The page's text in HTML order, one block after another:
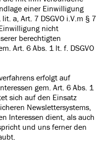
einer Einwilligung
a, Art. 7 DSGVO i.V.m § 7
nicht
berechtigten
Art. 6 Abs. 1 lt. f. DSGVO
erfolgt auf
gem. Art. 6 Abs. 1
sich auf den Einsatz
Newslettersystems,
Interessen dient, als auch
und uns ferner den